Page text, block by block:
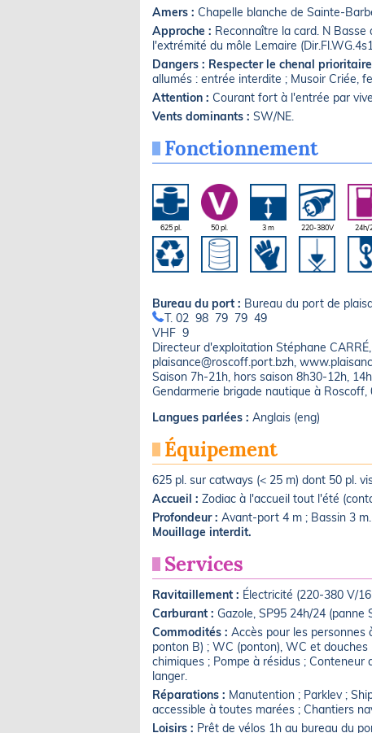
Amers : Chapelle blanche de Sainte-
Approche : Reconnaître la card. N
l'extrémité du môle Lemaire
Dangers : Respecter le chenal
allumés : entrée interdite ; Musoir Criée,
Attention : Courant fort à l'entrée par
Vents dominants : SW/NE.
Fonctionnement
625 pl. 50 pl. 3 m 220-380V 24h/
Bureau du port : Bureau du port de
T. 02 98 79 79 49
VHF 9
Directeur d'exploitation Stéphane
plaisance@roscoff.port.bzh,
Saison 7h-21h, hors saison 8h30-12h,
Gendarmerie brigade nautique à
Langues parlées : Anglais (eng)
Équipement
625 pl. sur catways (< 25 m) dont 50 pl.
Accueil : Zodiac à l'accueil tout l'été
Profondeur : Avant-port 4 m ; Bassin 3 m.
Mouillage interdit.
Services
Ravitaillement : Électricité (220-380 V/
Carburant : Gazole, SP95 24h/24 (panne
Commodités : Accès pour les personnes
ponton B) ; WC (ponton), WC et
chimiques ; Pompe à résidus ; Conteneur
langer.
Réparations : Manutention ; Parklev ;
accessible à toutes marées ; Chantiers
Loisirs : Prêt de vélos 1h au bureau du